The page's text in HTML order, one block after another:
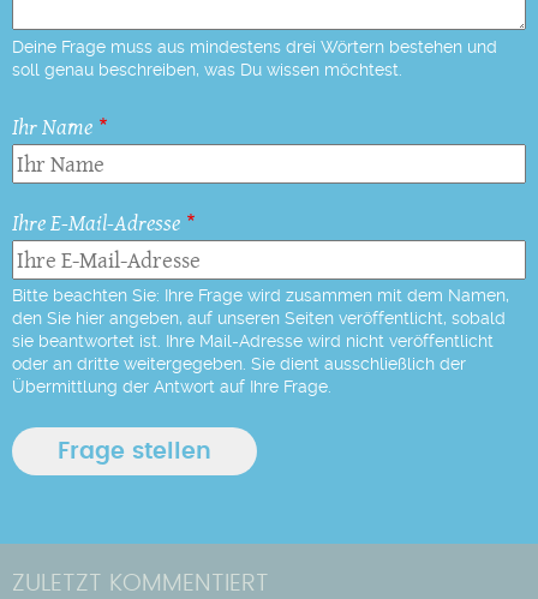
Deine Frage muss aus mindestens drei Wörtern bestehen und
soll genau beschreiben, was Du wissen möchtest.
Ihr Name
Ihre E-Mail-Adresse
Bitte beachten Sie: Ihre Frage wird zusammen mit dem Namen,
den Sie hier angeben, auf unseren Seiten veröffentlicht, sobald
sie beantwortet ist. Ihre Mail-Adresse wird nicht veröffentlicht
oder an dritte weitergegeben. Sie dient ausschließlich der
Übermittlung der Antwort auf Ihre Frage.
ZULETZT KOMMENTIERT